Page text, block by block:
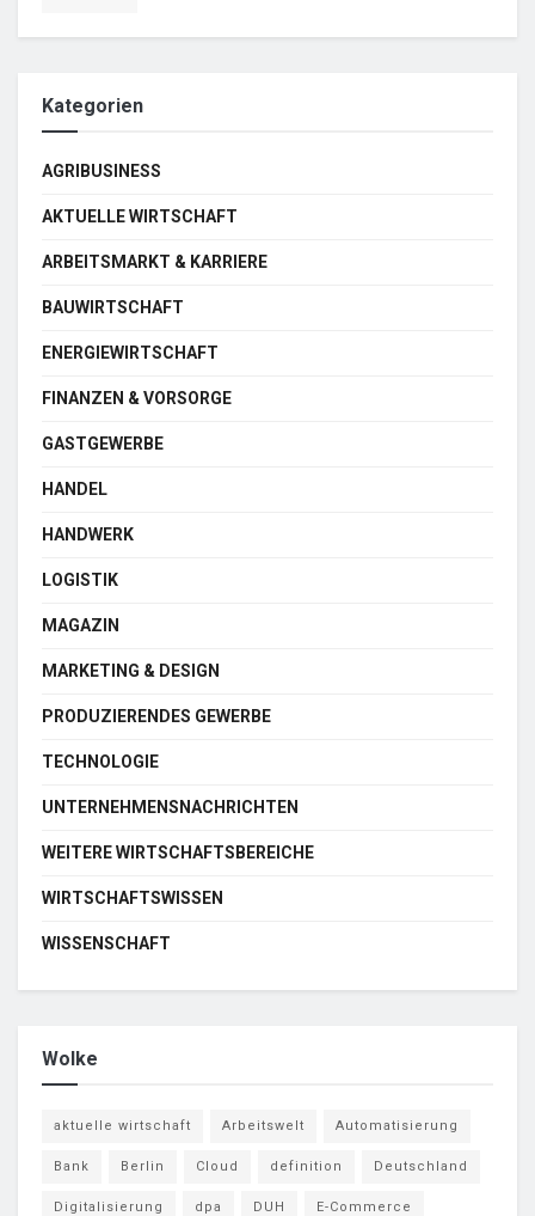
Kategorien
AGRIBUSINESS
AKTUELLE WIRTSCHAFT
ARBEITSMARKT & KARRIERE
BAUWIRTSCHAFT
ENERGIEWIRTSCHAFT
FINANZEN & VORSORGE
GASTGEWERBE
HANDEL
HANDWERK
LOGISTIK
MAGAZIN
MARKETING & DESIGN
PRODUZIERENDES GEWERBE
TECHNOLOGIE
UNTERNEHMENSNACHRICHTEN
WEITERE WIRTSCHAFTSBEREICHE
WIRTSCHAFTSWISSEN
WISSENSCHAFT
Wolke
aktuelle wirtschaft Arbeitswelt Automatisierung
Bank Berlin Cloud definition Deutschland
Digitalisierung dpa DUH E-Commerce